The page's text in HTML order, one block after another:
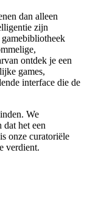
dan alleen
zijn
ontdek je een
games,
interface die de
We
dat het een
onze curatoriële
verdient.